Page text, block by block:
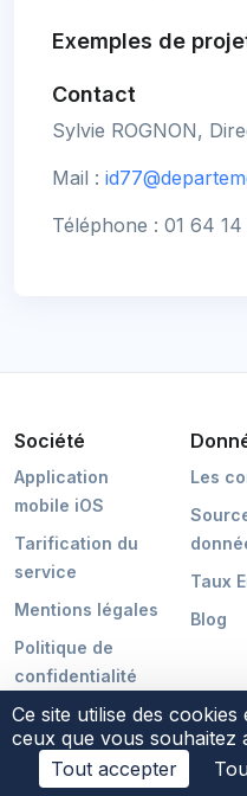
Exemples de
Contact
Sylvie ROGNON,
Mail :
Téléphone : 01 64
Société
Application
mobile iOS
Tarification du
service
Mentions légales
Politique de
confidentialité
Les
Taux
Blog
Ce site utilise des
ceux que vous souhaitez
Tout accepter